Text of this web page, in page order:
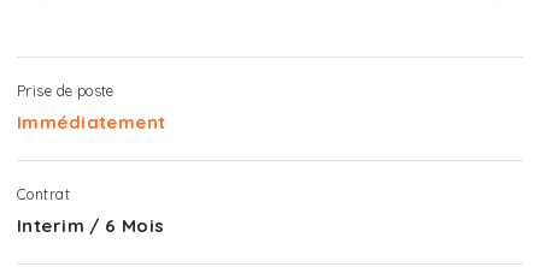
Prise de poste
Immédiatement
Contrat
Interim / 6 Mois